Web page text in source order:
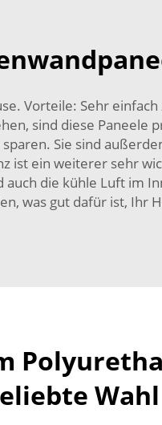
Vorteile: Sehr
sind diese Paneele
Sie sind
ist ein weiterer sehr
die kühle Luft im
was gut dafür ist, Ihr